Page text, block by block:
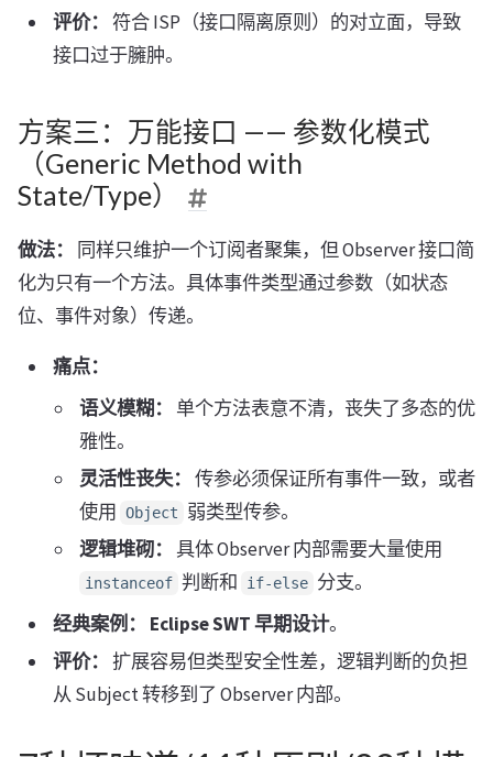
评价： 符合 ISP（接口隔离原则）的对立面，导致
接口过于臃肿。
方案三：万能接口 —— 参数化模式
（Generic Method with
State/Type）
做法：
同样只维护一个订阅者聚集，但 Observer 接口简
化为只有一个方法。具体事件类型通过参数（如状态
位、事件对象）传递。
痛点：
语义模糊：
单个方法表意不清，丧失了多态的优
雅性。
灵活性丧失： 传参必须保证所有事件一致，或者
使用 Object
弱类型传参。
逻辑堆砌：
具体 Observer 内部需要大量使用
instanceof 判断和 if-else 分支。
经典案例：
EclipseSWT早期设计。
评价： 扩展容易但类型安全性差，逻辑判断的负担
从 Subject 转移到了 Observer 内部。